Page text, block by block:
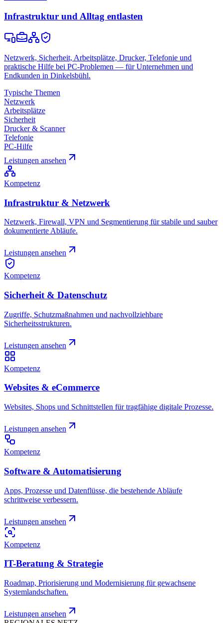
Infrastruktur und Alltag entlasten
Netzwerk, Sicherheit, Arbeitsplätze, Drucker, Telefonie und
praktische Hilfe bei PC-Problemen — für Unternehmen und
Endkunden in Dinkelsbühl.
Typische Themen
Netzwerk
Arbeitsplätze
Sicherheit
Drucker & Scanner
Telefonie
PC-Hilfe
Leistungen ansehen
Kompetenz
Infrastruktur & Netzwerk
Netzwerk, Firewall, VPN und Segmentierung für stabile und sauber
dokumentierte Abläufe.
Leistungen ansehen
Kompetenz
Sicherheit & Datenschutz
Zugriffe, Schutzmaßnahmen und nachvollziehbare
Sicherheitsstrukturen.
Leistungen ansehen
Kompetenz
Websites & eCommerce
Websites, Shops und Schnittstellen für tragfähige digitale Prozesse.
Leistungen ansehen
Kompetenz
Software & Automatisierung
Apps, Prozesse und Datenflüsse, die bestehende Abläufe
schrittweise verbessern.
Leistungen ansehen
Kompetenz
IT-Beratung & Strategie
Roadmap, Priorisierung und Modernisierung für gewachsene
Systemlandschaften.
Leistungen ansehen